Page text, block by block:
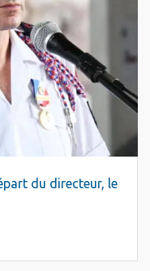
du directeur, le